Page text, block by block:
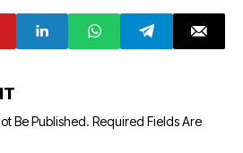
आत्महत्या करने की बात
कही
Be Published. Required Fields Are